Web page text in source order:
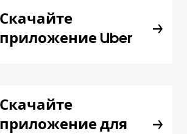
Скачайте
приложение Uber
Скачайте
приложение для